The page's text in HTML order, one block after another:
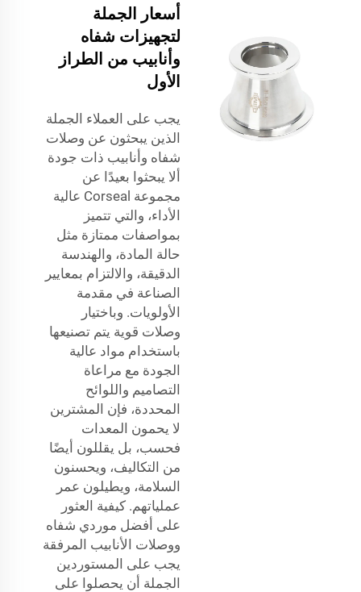
أسعار الجملة
لتجهيزات شفاه
وأنابيب من الطراز
الأول
يجب على العملاء الجملة
الذين يبحثون عن وصلات
شفاه وأنابيب ذات جودة
ألا يبحثوا بعيدًا عن
مجموعة Corseal عالية
الأداء، والتي تتميز
بمواصفات ممتازة مثل
حالة المادة، والهندسة
الدقيقة، والالتزام بمعايير
الصناعة في مقدمة
الأولويات. وباختيار
وصلات قوية يتم تصنيعها
باستخدام مواد عالية
الجودة مع مراعاة
التصاميم واللوائح
المحددة، فإن المشترين
لا يحمون المعدات
فحسب، بل يقللون أيضًا
من التكاليف، ويحسنون
السلامة، ويطيلون عمر
عملياتهم. كيفية العثور
على أفضل موردي شفاه
ووصلات الأنابيب المرفقة
يجب على المستوردين
الجملة أن يحصلوا على